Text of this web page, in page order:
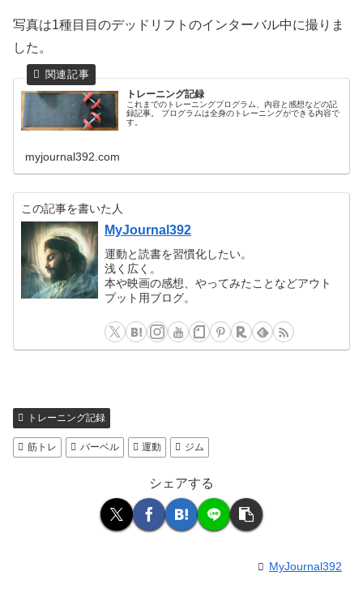
写真は1種目目のデッドリフトのインターバル中に撮りま
した。
トレーニング記録
これまでのトレーニングプログラム、内容と感想などの記
録記事。
プログラムは全身のトレーニングができる内容で
す。
myjournal392.com
この記事を書いた人
MyJournal392
運動と読書を習慣化したい。
浅く広く。
本や映画の感想、やってみたことなどアウト
プット用ブログ。
トレーニング記録
筋トレ バーベル 運動 ジム
シェアする
MyJournal392